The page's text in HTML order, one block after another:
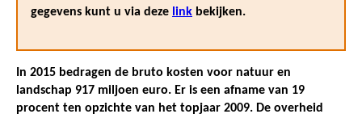
gegevens kunt u via deze link bekijken.
In 2015 bedragen de bruto kosten voor natuur en
landschap 917 miljoen euro. Er is een afname van 19
procent ten opzichte van het topjaar 2009. De overheid